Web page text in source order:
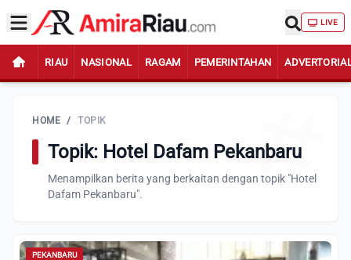
LIVE
RIAU NASIONAL RAGAM PEMERINTAHAN
HOME / TOPIK
Topik: Hotel Dafam Pekanbaru
Menampilkan berita yang berkaitan dengan topik "Hotel
Dafam Pekanbaru".
PEKANBARU